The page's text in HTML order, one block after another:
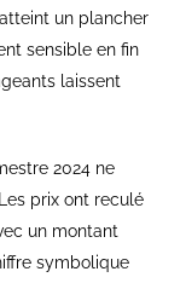
un plancher
sensible en fin
laissent
2024 ne
prix ont reculé
un montant
symbolique